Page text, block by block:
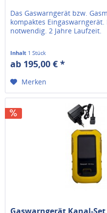
Das Gaswarngerät bzw.
kompaktes
notwendig. 2 Jahre Laufzeit.
Inhalt 1 Stück
ab 195,00 € *
Merken